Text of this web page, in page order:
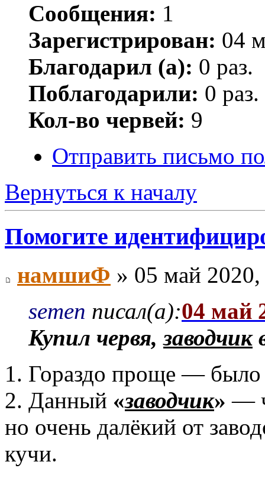
Сообщения: 1
Зарегистрирован: 04
Благодарил (а): 0 раз.
Поблагодарили: 0 раз.
Кол-во червей: 9
Отправить письмо
Вернуться к началу
Помогите
намшиФ » 05 май
semen писал(а):04 май
Купил червя,заводчик
1. Гораздо проще — было
2. Данный «заводчик» —
но очень далёкий от
кучи.